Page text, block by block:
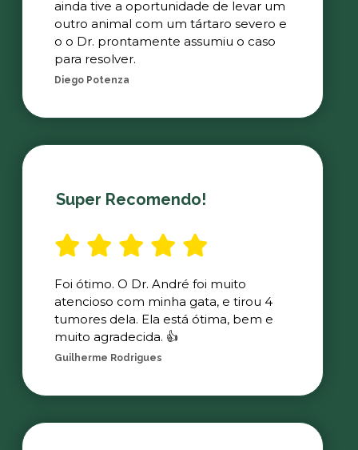
ainda tive a oportunidade de levar um
outro animal com um tártaro severo e
o o Dr. prontamente assumiu o caso
para resolver.
Diego Potenza
Super Recomendo!
Foi ótimo. O Dr. André foi muito
atencioso com minha gata, e tirou 4
tumores dela. Ela está ótima, bem e
muito agradecida. 👍
Guilherme Rodrigues